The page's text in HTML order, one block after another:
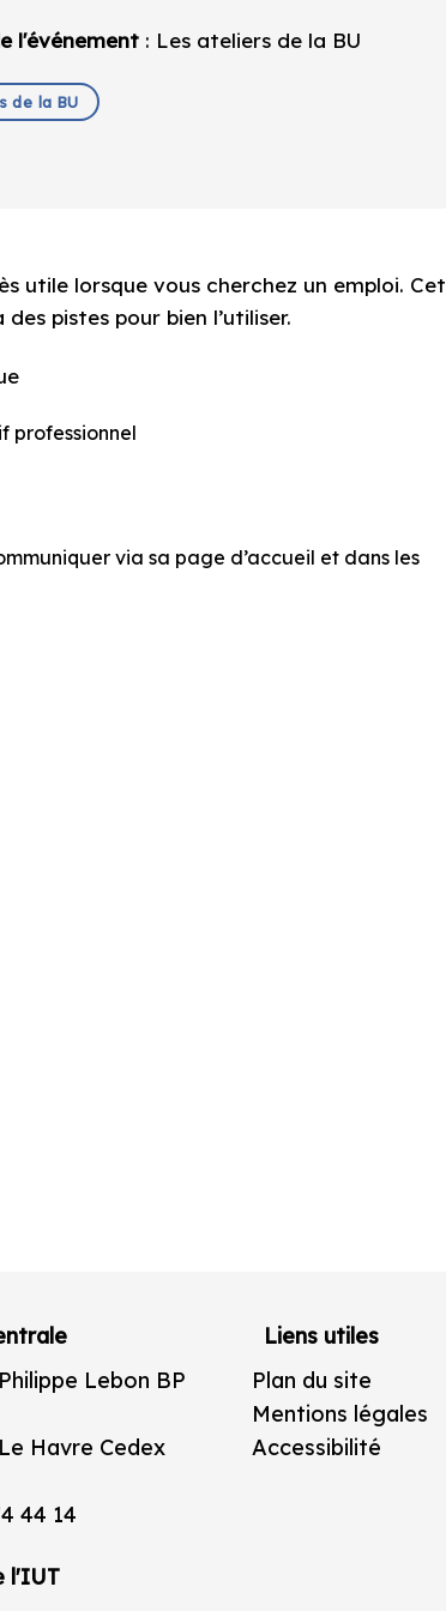
l'événement: Les ateliers de la BU
de la BU
utile lorsque vous cherchez un emploi. Cet
pistes pour bien l’utiliser.
professionnel
via sa page d’accueil et dans les
Lebon BP
Havre Cedex
44 14
l'IUT
Liens utiles
Plan du site
Mentions légales
Accessibilité